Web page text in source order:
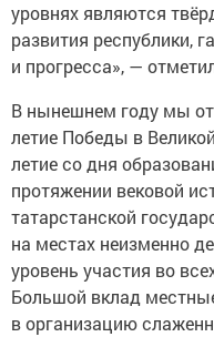
уровнях являются
развития республики,
и прогресса», —
В нынешнем году мы
летие Победы в
летие со дня
протяжении вековой
татарстанской
на местах неизменно
уровень участия во
Большой вклад
в организацию